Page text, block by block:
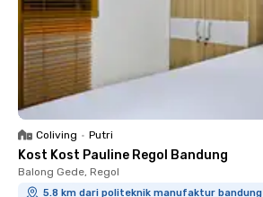
Coliving • Putri
Kost Kost Pauline Regol Bandung
Balong Gede, Regol
5.8 km dari politeknik manufaktur bandung